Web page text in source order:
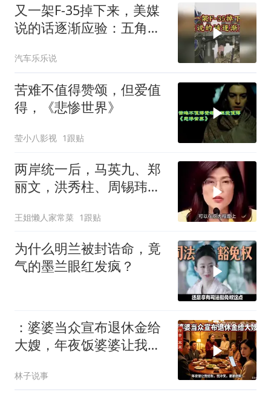
又一架F-35掉下来，美媒
说的话逐渐应验：五角大
汽车乐乐说
苦难不值得赞颂，但爱值
得，《悲惨世界》
莹小八影视 1跟贴
两岸统一后，马英九、郑
丽文，洪秀柱、周锡玮谁
王姐懒人家常菜 1跟贴
为什么明兰被封诰命，竟
气的墨兰眼红发疯？
：婆婆当众宣布退休金给
大嫂，年夜饭婆婆让我结
林子说事